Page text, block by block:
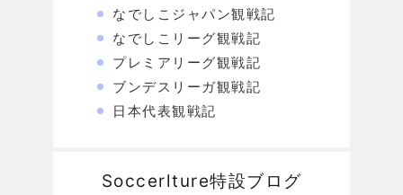
なでしこジャパン観戦記
なでしこリーグ観戦記
プレミアリーグ観戦記
ブンデスリーガ観戦記
日本代表観戦記
Soccerlture特設ブログ